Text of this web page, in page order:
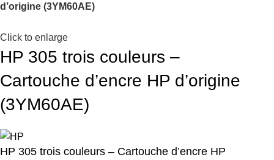
d’origine (3YM60AE)
Click to enlarge
HP 305 trois couleurs –
Cartouche d’encre HP d’origine
(3YM60AE)
HP 305 trois couleurs – Cartouche d’encre HP